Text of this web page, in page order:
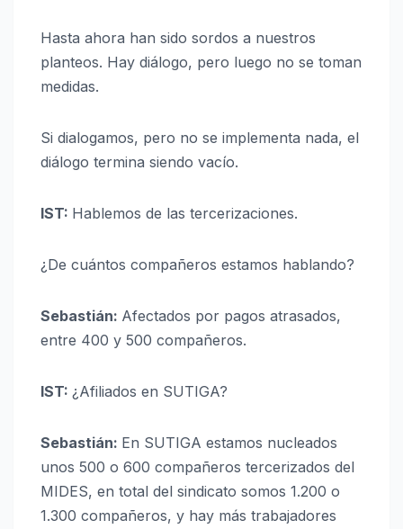
Hasta ahora han sido sordos a nuestros
planteos. Hay diálogo, pero luego no se toman
medidas.
Si dialogamos, pero no se implementa nada, el
diálogo termina siendo vacío.
IST: Hablemos de las tercerizaciones.
¿De cuántos compañeros estamos hablando?
Sebastián: Afectados por pagos atrasados,
entre 400 y 500 compañeros.
IST: ¿Afiliados en SUTIGA?
Sebastián: En SUTIGA estamos nucleados
unos 500 o 600 compañeros tercerizados del
MIDES, en total del sindicato somos 1.200 o
1.300 compañeros, y hay más trabajadores